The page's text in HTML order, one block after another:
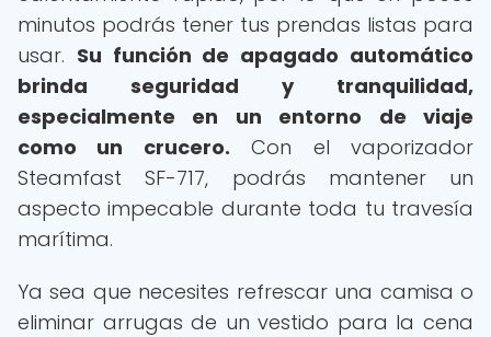
minutos podrás tener tus prendas listas para
usar. Su función de apagado automático
brinda seguridad y tranquilidad,
especialmente en un entorno de viaje
como un crucero. Con el vaporizador
Steamfast SF-717, podrás mantener un
aspecto impecable durante toda tu travesía
marítima.
Ya sea que necesites refrescar una camisa o
eliminar arrugas de un vestido para la cena